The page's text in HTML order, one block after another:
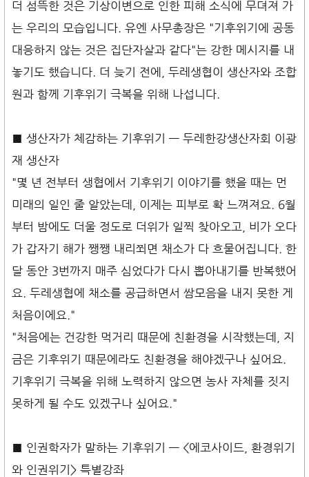
더 섬뜩한 것은 기상이변으로 인한 피해 소식에 무뎌져 가
는 우리의 모습입니다. 유엔 사무총장은 "기후위기에 공동
대응하지 않는 것은 집단자살과 같다"는 강한 메시지를 내
놓기도 했습니다. 더 늦기 전에, 두레생협이 생산자와 조합
원과 함께 기후위기 극복을 위해 나섭니다.
■ 생산자가 체감하는 기후위기 — 두레한강생산자회 이광
재 생산자
"몇 년 전부터 생협에서 기후위기 이야기를 했을 때는 먼
미래의 일인 줄 알았는데, 이제는 피부로 확 느껴져요. 6월
부터 밤에도 더울 정도로 더위가 일찍 찾아오고, 비가 오다
가 갑자기 해가 쨍쨍 내리쬐면 채소가 다 흐물어집니다. 한
달 동안 3번까지 매주 심었다가 다시 뽑아내기를 반복했어
요. 두레생협에 채소를 공급하면서 쌈모음을 내지 못한 게
처음이에요."
"처음에는 건강한 먹거리 때문에 친환경을 시작했는데, 지
금은 기후위기 때문에라도 친환경을 해야겠구나 싶어요.
기후위기 극복을 위해 노력하지 않으면 농사 자체를 짓지
못하게 될 수도 있겠구나 싶어요."
■ 인권학자가 말하는 기후위기 — <에코사이드, 환경위기
와 인권위기> 특별강좌